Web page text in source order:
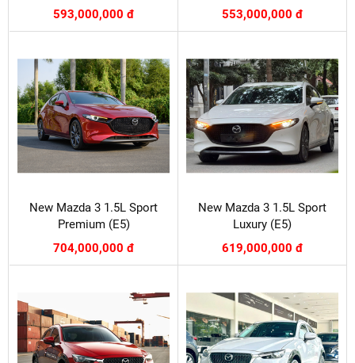
593,000,000 đ
553,000,000 đ
New Mazda 3 1.5L Sport
Premium (E5)
704,000,000 đ
New Mazda 3 1.5L Sport
Luxury (E5)
619,000,000 đ